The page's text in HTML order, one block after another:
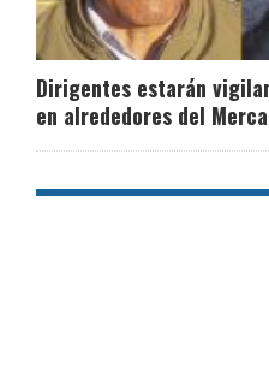
Dirigentes estarán
en alrededores del